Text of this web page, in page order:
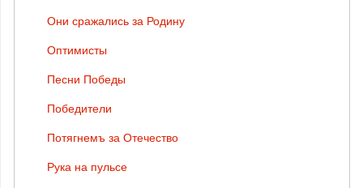
Они сражались за Родину
Оптимисты
Песни Победы
Победители
Потягнемъ за Отечество
Рука на пульсе